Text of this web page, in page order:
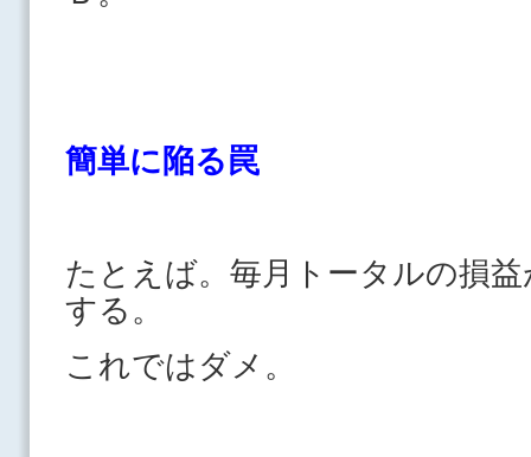
簡単に陥る罠
たとえば。毎月トータルの損
する。
これではダメ。